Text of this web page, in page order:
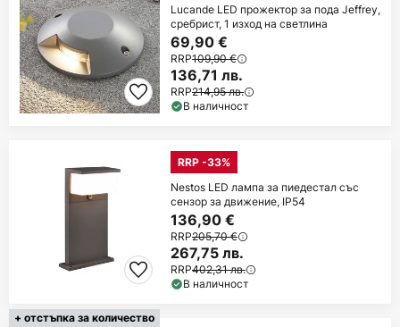
Lucande LED прожектор за пода Jeffrey,
сребрист, 1 изход на светлина
69,90 €
RRP109,90 €
136,71 лв.
RRP214,95 лв.
В наличност
RRP -33%
Nestos LED лампа за пиедестал със
сензор за движение, IP54
136,90 €
RRP205,70 €
267,75 лв.
RRP402,31 лв.
В наличност
+ отстъпка за количество